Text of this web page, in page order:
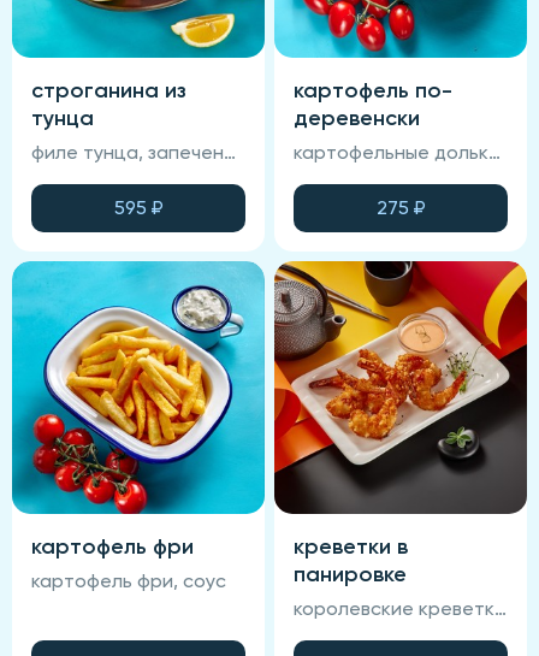
строганина из
тунца
филе тунца, запеченный хлеб, лук маринованный, фирменный соус, лимон
595 ₽
картофель по-
деревенски
картофельные дольки с фирменным соусом
275 ₽
картофель фри
картофель фри, соус
креветки в
панировке
королевские креветки, фирменная глазурь, соус спайси, панировка.